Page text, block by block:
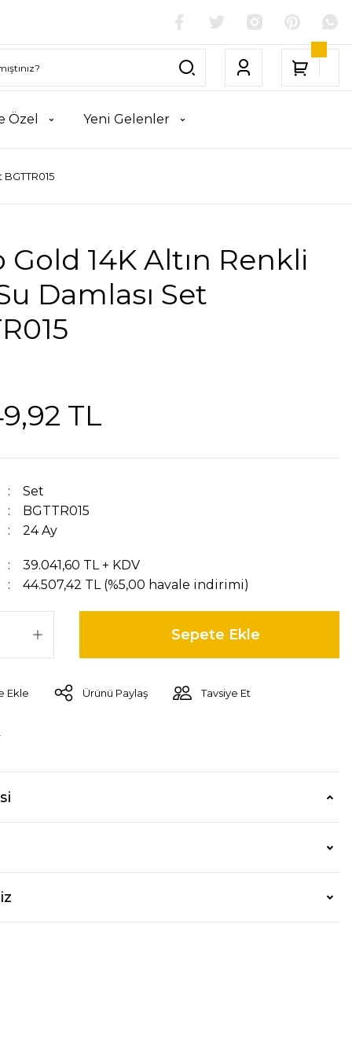
Özel Yeni Gelenler
Gold 14K Altın Renkli
Damlası Set
TL
Set
BGTTR015
24 Ay
39.041,60 TL + KDV
44.507,42 TL (%5,00 havale indirimi)
Sepete Ekle
Ürünü Paylaş Tavsiye Et